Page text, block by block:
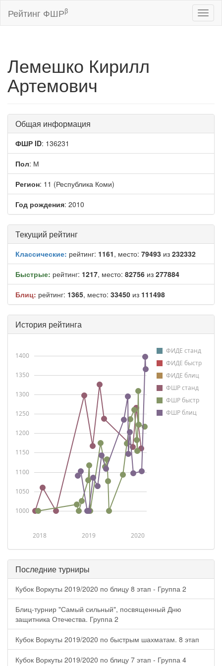
Рейтинг ФШРβ
Лемешко Кирилл
Артемович
Общая информация
ФШР ID: 136231
Пол: М
Регион: 11 (Республика Коми)
Год рождения: 2010
Текущий рейтинг
Классические: рейтинг: 1161, место: 79493 из 232332
Быстрые: рейтинг: 1217, место: 82756 из 277884
Блиц: рейтинг: 1365, место: 33450 из 111498
История рейтинга
ФИДЕ станд
ФИДЕ быстр
ФИДЕ блиц
ФШР станд
ФШР быстр
ФШР блиц
2018 2019 2020
1000
1050
1100
1150
1200
1250
1300
1350
1400
Последние турниры
Кубок Воркуты 2019/2020 по блицу 8 этап - Группа 2
Блиц-турнир "Самый сильный", посвященный Дню
защитника Отечества. Группа 2
Кубок Воркуты 2019/2020 по быстрым шахматам. 8 этап
Кубок Воркуты 2019/2020 по блицу 7 этап - Группа 4